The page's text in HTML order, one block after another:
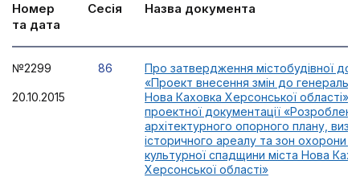
Номер
та дата
Сесія Назва документа
№2299
20.10.2015
86
Про затвердження містобудівної
«Проект внесення змін до
Нова Каховка Херсонської області»
проектної документації
архітектурного опорного плану,
історичного ареалу та зон охорони
культурної спадщини міста Нова
Херсонської області»